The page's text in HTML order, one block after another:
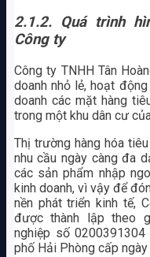
2.1.2. Quá trình
Công ty
Công ty TNHH Tân
doanh nhỏ lẻ, hoạt
doanh các mặt hàng
trong một khu dân cư
Thị trường hàng hóa
nhu cầu ngày càng đa
các sản phẩm nhập
kinh doanh, vì vậy để
nền phát triển kinh tế,
được thành lập theo
nghiệp số
phố Hải Phòng cấp